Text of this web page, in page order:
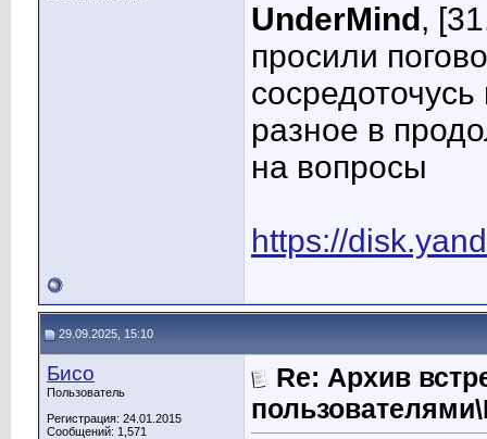
UnderMind ,
просили
разное в
на вопросы
https://
29.09.2025, 15:10
Бисо
Пользователь
Регистрация: 24.01.2015
Сообщений: 1,571
Re: Архив